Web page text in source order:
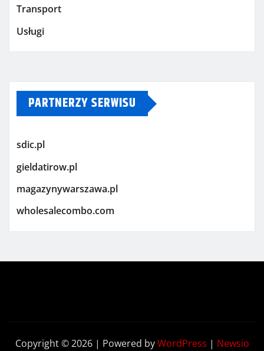
Transport
Usługi
PARTNERZY SERWISU
sdic.pl
gieldatirow.pl
magazynywarszawa.pl
wholesalecombo.com
Copyright © 2026 | Powered byWordPress | Newsio